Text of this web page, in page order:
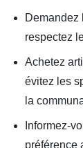
Demandez
respectez
Achetez
évitez les
la
préférence